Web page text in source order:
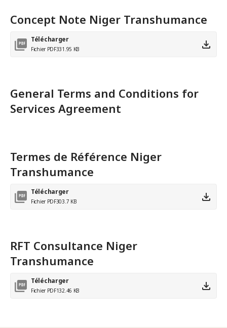
Concept Note Niger Transhumance
Télécharger
Fichier PDF331.95 KB
General Terms and Conditions for
Services Agreement
Termes de Référence Niger
Transhumance
Télécharger
Fichier PDF303.7 KB
RFT Consultance Niger
Transhumance
Télécharger
Fichier PDF132.46 KB